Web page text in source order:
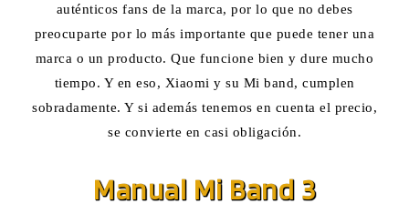
auténticos fans de la marca, por lo que no debes
preocuparte por lo más importante que puede tener una
marca o un producto. Que funcione bien y dure mucho
tiempo. Y en eso, Xiaomi y su Mi band, cumplen
sobradamente. Y si además tenemos en cuenta el precio,
se convierte en casi obligación.
Manual Mi Band 3